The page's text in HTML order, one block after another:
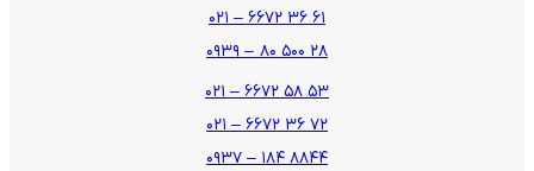
۶۱ ۳۶ ۶۶۷۲ – ۰۲۱
۲۸ ۵۰۰ ۸۰ – ۰۹۳۹
۵۳ ۵۸ ۶۶۷۲ – ۰۲۱
۷۲ ۳۶ ۶۶۷۲ – ۰۲۱
۸۸۴۴ ۱۸۴ – ۰۹۳۷